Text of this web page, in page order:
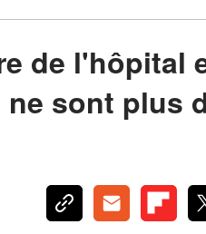
de l'hôpital
sont plus